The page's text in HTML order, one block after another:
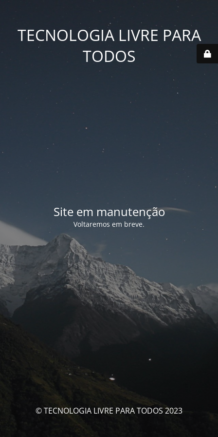
TECNOLOGIA LIVRE PARA
TODOS
Site em manutenção
Voltaremos em breve.
© TECNOLOGIA LIVRE PARA TODOS 2023